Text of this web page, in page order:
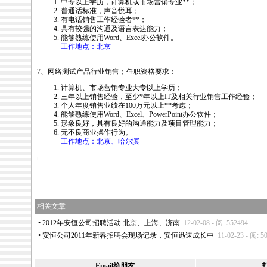
中专以上学历，计算机或市场营销专业** ；
普通话标准，声音悦耳；
有电话销售工作经验者** ；
具有较强的沟通及语言表达能力；
能够熟练使用Word、Excel办公软件。
工作地点：北京
7、网络测试产品行业销售；任职资格要求：
计算机、市场营销专业大专以上学历；
三年以上销售经验，至少*年以上IT及相关行业销售工作经验；
个人年度销售业绩在100万元以上**考虑；
能够熟练使用Word、Excel、PowerPoint办公软件；
形象良好，具有良好的沟通能力及项目管理能力；
无不良商业操作行为。
工作地点：北京、哈尔滨
相关文章
• 2012年安恒公司招聘活动 北京、上海、济南 12-02-08 - 阅: 552494
• 安恒公司2011年新春招聘会现场记录，安恒迅速成长中 11-02-23 - 阅: